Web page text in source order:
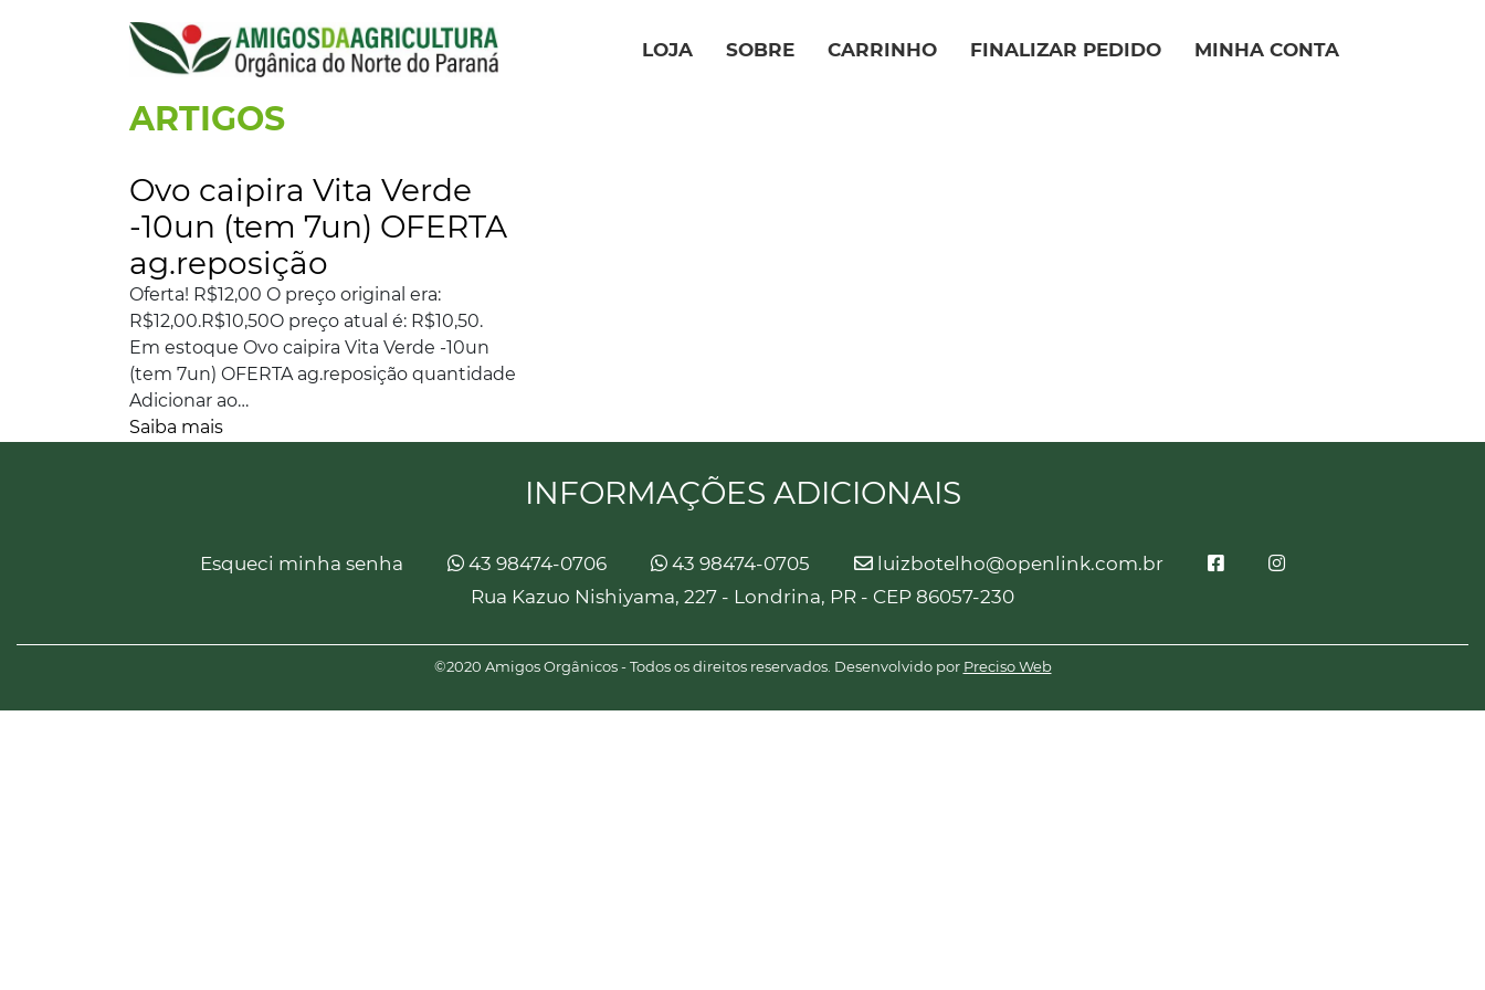
LOJA SOBRE CARRINHO FINALIZAR PEDIDO MINHA CONTA
ARTIGOS
Ovo caipira Vita Verde
-10un (tem 7un) OFERTA
ag.reposição
Oferta! R$12,00 O preço original era:
R$12,00.R$10,50O preço atual é: R$10,50.
Em estoque Ovo caipira Vita Verde -10un
(tem 7un) OFERTA ag.reposição quantidade
Adicionar ao…
Saiba mais
INFORMAÇÕES ADICIONAIS
Esqueci minha senha 43 98474-0706 43 98474-0705
luizbotelho@openlink.com.br
Rua Kazuo Nishiyama, 227 - Londrina, PR - CEP 86057-230
©2020 Amigos Orgânicos - Todos os direitos reservados. Desenvolvido por Preciso Web